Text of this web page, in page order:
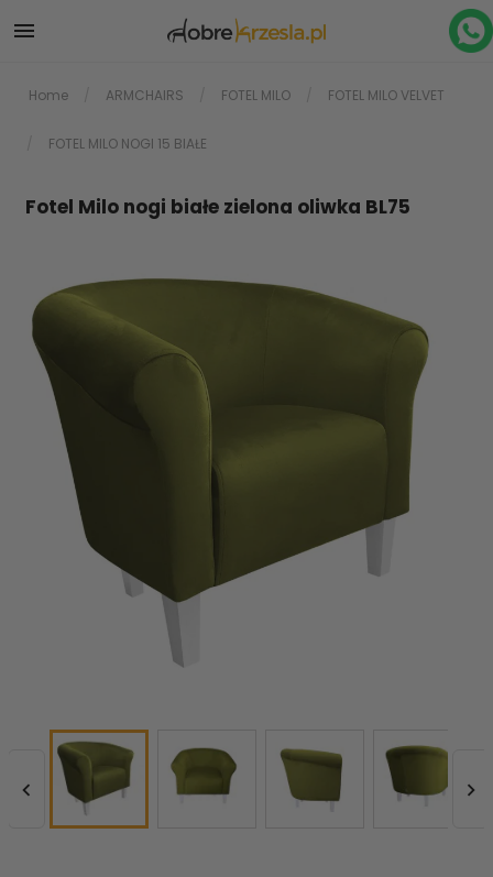

Home ARMCHAIRS FOTEL MILO FOTEL MILO VELVET
FOTEL MILO NOGI 15 BIAŁE
Fotel Milo nogi białe zielona oliwka BL75
 